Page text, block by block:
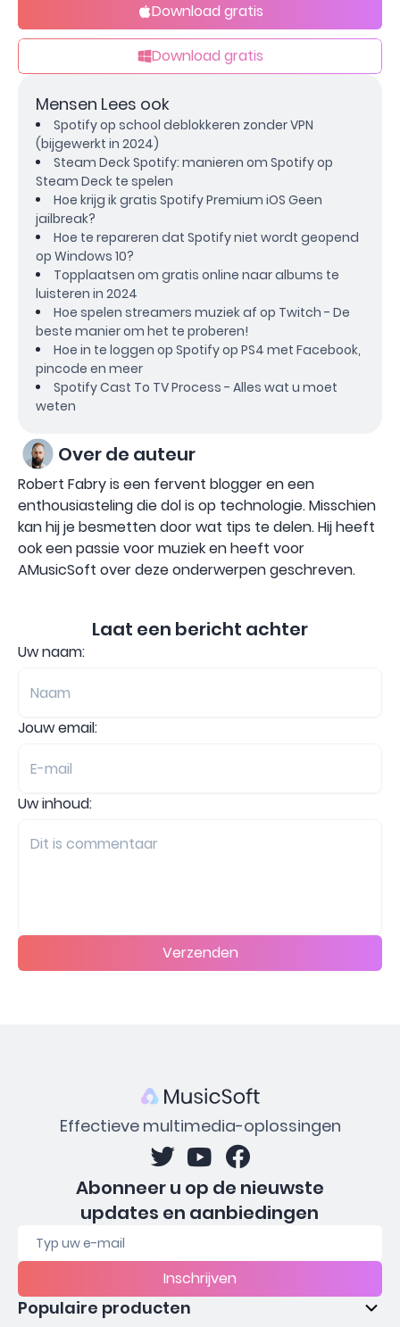
Download gratis
Download gratis
Mensen Lees ook
Spotify op school deblokkeren zonder VPN
(bijgewerkt in 2024)
Steam Deck Spotify: manieren om Spotify op
Steam Deck te spelen
Hoe krijg ik gratis Spotify Premium iOS Geen
jailbreak?
Hoe te repareren dat Spotify niet wordt geopend
op Windows 10?
Topplaatsen om gratis online naar albums te
luisteren in 2024
Hoe spelen streamers muziek af op Twitch - De
beste manier om het te proberen!
Hoe in te loggen op Spotify op PS4 met Facebook,
pincode en meer
Spotify Cast To TV Process - Alles wat u moet
weten
Over de auteur
Robert Fabry is een fervent blogger en een
enthousiasteling die dol is op technologie. Misschien
kan hij je besmetten door wat tips te delen. Hij heeft
ook een passie voor muziek en heeft voor
AMusicSoft over deze onderwerpen geschreven.
Laat een bericht achter
Uw naam:
Jouw email:
Uw inhoud:
Verzenden
Effectieve multimedia-oplossingen
Abonneer u op de nieuwste
updates en aanbiedingen
Inschrijven
Populaire producten